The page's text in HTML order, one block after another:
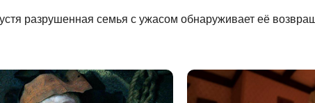
разрушенная семья с ужасом обнаруживает её